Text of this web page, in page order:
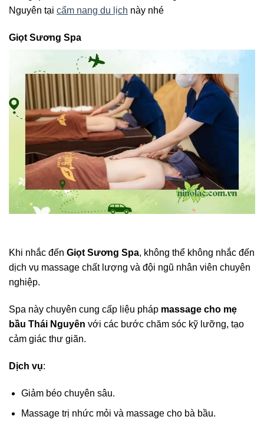
Nguyên tại cẩm nang du lịch này nhé
Giọt Sương Spa
Khi nhắc đến Giọt Sương Spa, không thể không nhắc đến
dịch vụ massage chất lượng và đội ngũ nhân viên chuyên
nghiệp.
Spa này chuyên cung cấp liệu pháp massage cho mẹ
bầu Thái Nguyên với các bước chăm sóc kỹ lưỡng, tạo
cảm giác thư giãn.
Dịch vụ:
Giảm béo chuyên sâu.
Massage trị nhức mỏi và massage cho bà bầu.